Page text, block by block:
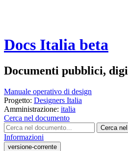
Docs Italia beta
Documenti pubblici,
Manuale operativo di design
Progetto: Designers Italia
Amministrazione: italia
Cerca nel documento
Cerca
Informazioni
versione-corrente